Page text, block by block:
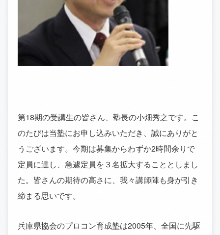
第18期の受講生の皆さん、塾長の小畑秀之です。こ
のたびは当塾にお申し込みいただき、誠にありがと
うございます。今期は募集からわずか2時間余りで
定員に達し、急遽定員を３名拡大することとしまし
た。皆さんの期待の高さに、我々講師陣も身が引き
締まる思いです。
兵庫県協会のプロコン育成塾は2005年、全国に先駆